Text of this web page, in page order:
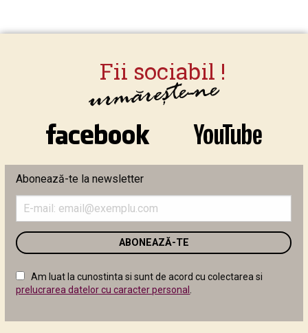
Abonează-te la newsletter
adresa
email
în
următor
Am luat la cunostinta si sunt de acord cu colectarea si
prelucrarea datelor cu caracter personal .